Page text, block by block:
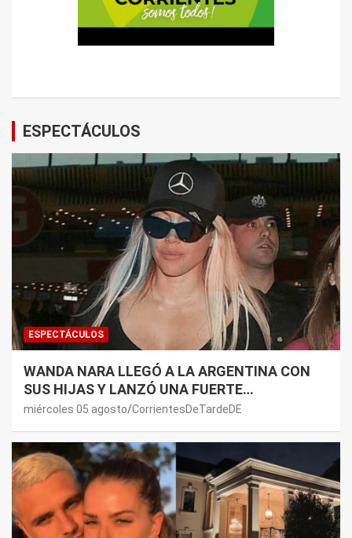
ESPECTÁCULOS
ESPECTÁCULOS
WANDA NARA LLEGÓ A LA ARGENTINA CON
SUS HIJAS Y LANZÓ UNA FUERTE
PREMONICIÓN SOBRE MAURO ICARDI
miércoles 05 agosto CorrientesDeTardeDE